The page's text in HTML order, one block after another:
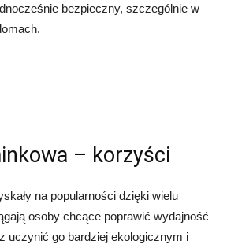
bezpieczny, szczególnie w
– korzyści
na popularności dzięki wielu
osoby chcące poprawić wydajność
uczynić go bardziej ekologicznym i